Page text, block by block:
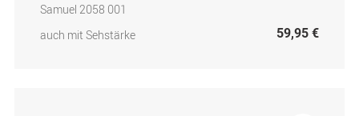
Samuel 2058 001
auch mit Sehstärke
59,95 €